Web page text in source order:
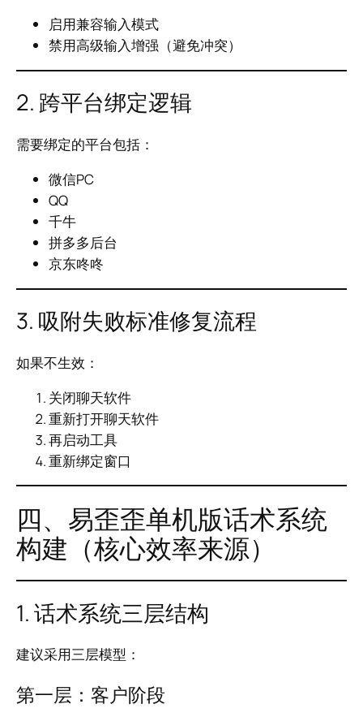
启用兼容输入模式
禁用高级输入增强（避免冲突）
2. 跨平台绑定逻辑
需要绑定的平台包括：
微信PC
QQ
千牛
拼多多后台
京东咚咚
3. 吸附失败标准修复流程
如果不生效：
关闭聊天软件
重新打开聊天软件
再启动工具
重新绑定窗口
四、易歪歪单机版话术系统
构建（核心效率来源）
1. 话术系统三层结构
建议采用三层模型：
第一层：客户阶段